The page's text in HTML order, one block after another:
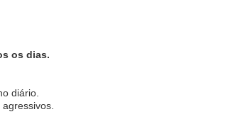
os dias.
diário.